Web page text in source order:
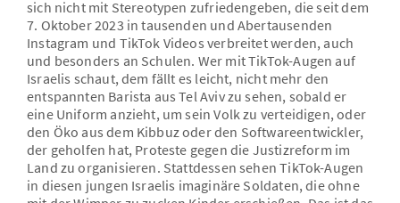
sich nicht mit Stereotypen zufriedengeben, die seit dem
7. Oktober 2023 in tausenden und Abertausenden
Instagram und TikTok Videos verbreitet werden, auch
und besonders an Schulen. Wer mit TikTok-Augen auf
Israelis schaut, dem fällt es leicht, nicht mehr den
entspannten Barista aus Tel Aviv zu sehen, sobald er
eine Uniform anzieht, um sein Volk zu verteidigen, oder
den Öko aus dem Kibbuz oder den Softwareentwickler,
der geholfen hat, Proteste gegen die Justizreform im
Land zu organisieren. Stattdessen sehen TikTok-Augen
in diesen jungen Israelis imaginäre Soldaten, die ohne